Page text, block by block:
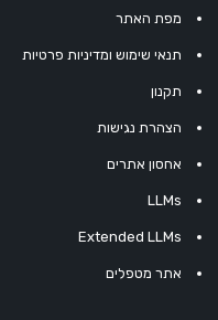
מפת האתר
תנאי שימוש ומדיניות פרטיות
תקנון
הצהרת נגישות
אחסון אתרים
LLMs
Extended LLMs
אתר מטפלים